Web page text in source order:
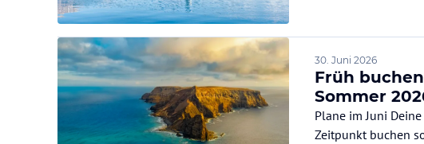
30. Juni 2026
Früh
Sommer
Plane im Juni
Zeitpunkt buchen